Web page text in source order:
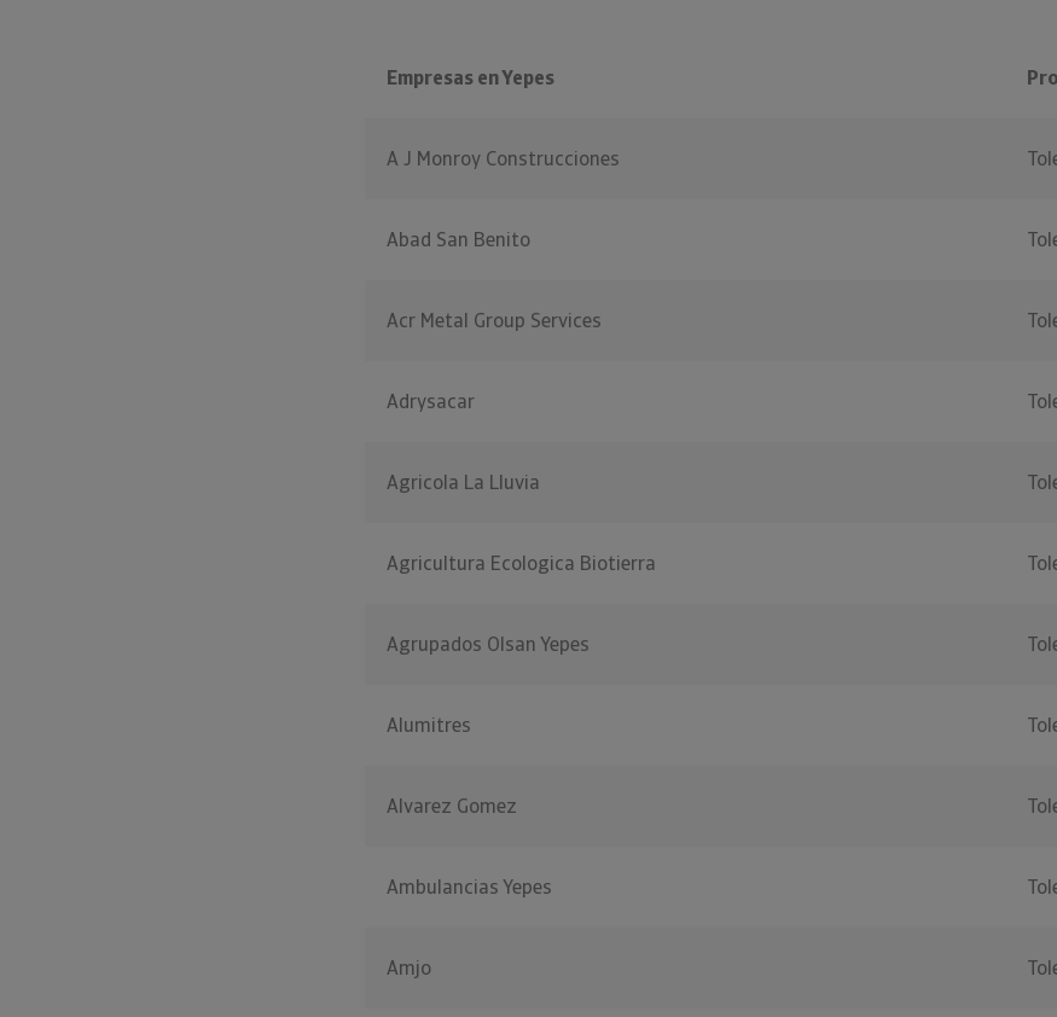
Empresas en Yepes
A J Monroy Construcciones
Abad San Benito
Acr Metal Group Services
Adrysacar
Agricola La Lluvia
Agricultura Ecologica Biotierra
Agrupados Olsan Yepes
Alumitres
Alvarez Gomez
Ambulancias Yepes
Amjo